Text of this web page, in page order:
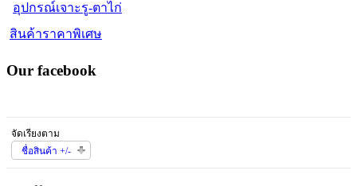
อุปกรณ์เจาะรู-ตาไก่
สินค้าราคาพิเศษ
Our facebook
จัดเรียงตาม
ชื่อสินค้า +/-